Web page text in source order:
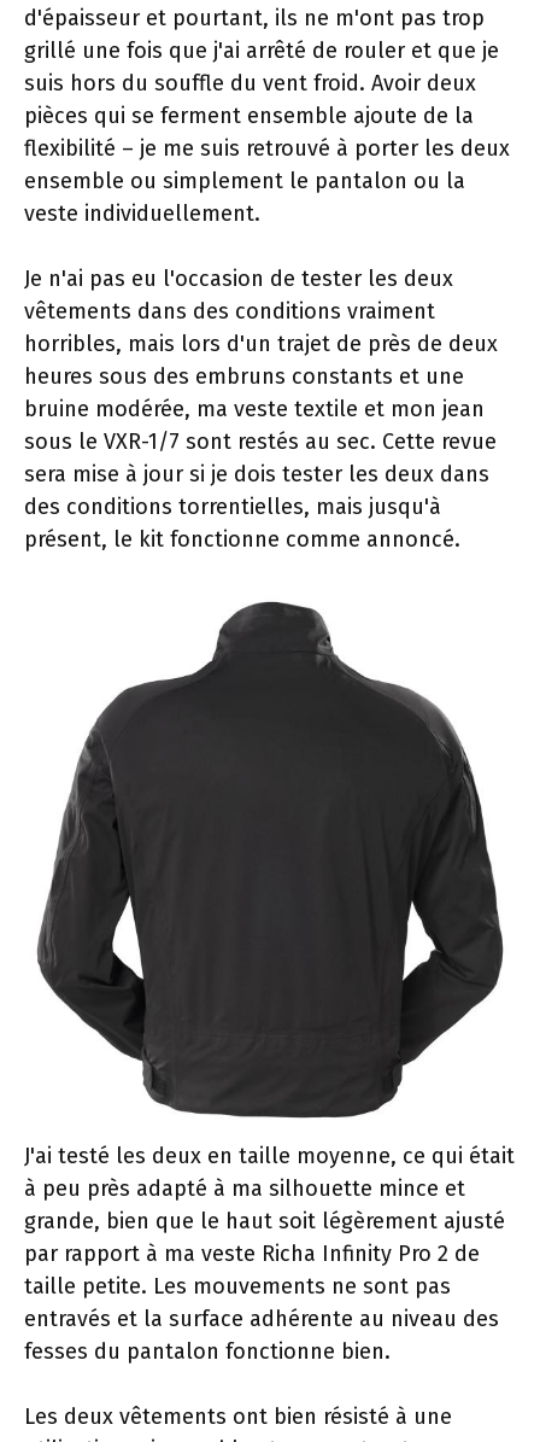
d'épaisseur et pourtant, ils ne m'ont pas trop
grillé une fois que j'ai arrêté de rouler et que je
suis hors du souffle du vent froid. Avoir deux
pièces qui se ferment ensemble ajoute de la
flexibilité – je me suis retrouvé à porter les deux
ensemble ou simplement le pantalon ou la
veste individuellement.
Je n'ai pas eu l'occasion de tester les deux
vêtements dans des conditions vraiment
horribles, mais lors d'un trajet de près de deux
heures sous des embruns constants et une
bruine modérée, ma veste textile et mon jean
sous le VXR-1/7 sont restés au sec. Cette revue
sera mise à jour si je dois tester les deux dans
des conditions torrentielles, mais jusqu'à
présent, le kit fonctionne comme annoncé.
J'ai testé les deux en taille moyenne, ce qui était
à peu près adapté à ma silhouette mince et
grande, bien que le haut soit légèrement ajusté
par rapport à ma veste Richa Infinity Pro 2 de
taille petite. Les mouvements ne sont pas
entravés et la surface adhérente au niveau des
fesses du pantalon fonctionne bien.
Les deux vêtements ont bien résisté à une